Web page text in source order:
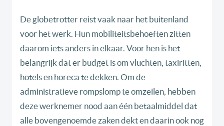
De globetrotter reist vaak naar het buitenland
voor het werk. Hun mobiliteitsbehoeften zitten
daarom iets anders in elkaar. Voor hen is het
belangrijk dat er budget is om vluchten, taxiritten,
hotels en horeca te dekken. Om de
administratieve rompslomp te omzeilen, hebben
deze werknemer nood aan één betaalmiddel dat
alle bovengenoemde zaken dekt en daarin ook nog